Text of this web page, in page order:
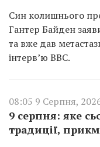
Син колишнього
Гантер Байден
та вже дав
інтерв’ю BBC.
08:05 9 Серпня,
9 серпня: яке
традиції,